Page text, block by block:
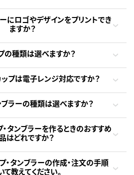
にロゴやデザインをプリントでき
ますか？
の種類は選べますか？
プは電子レンジ対応ですか？
ラーの種類は選べますか？
タンブラーを作るときのおすすめ
はどれですか？
・タンブラーの作成・注文の手順
て教えてください。